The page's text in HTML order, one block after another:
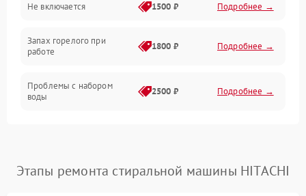
Не включается 1500 ₽ Подробнее →
Запах горелого при
работе
1800 ₽ Подробнее →
Проблемы с набором
воды
2500 ₽ Подробнее →
2200 ₽ Подробнее →
Этапы ремонта стиральной машины HITACHI